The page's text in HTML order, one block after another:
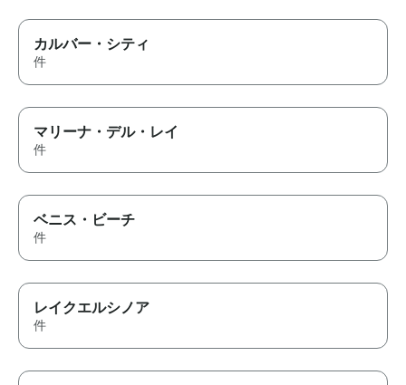
カルバー・シティ
件
マリーナ・デル・レイ
件
ベニス・ビーチ
件
レイクエルシノア
件